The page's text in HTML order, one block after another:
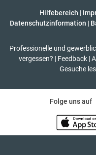
Hilfebereich |
Datenschutzinformation |
Professionelle und
vergessen? | Feedback |
Gesuche
Folge uns auf